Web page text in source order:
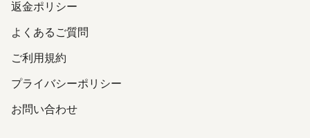
返金ポリシー
よくあるご質問
ご利用規約
プライバシーポリシー
お問い合わせ